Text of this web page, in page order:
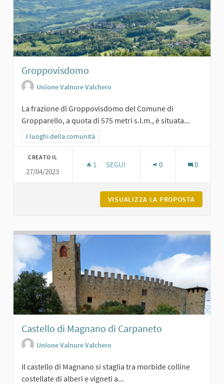
Groppovisdomo
Unione Valnure Valchero
La frazione di Groppovisdomo del Comune di
Gropparello, a quota di 575 metri s.l.m., è situata...
Filtra i risultati per categoria: I luoghi della comunità
I luoghi della comunità
CREATO IL
27/04/2023
1 1 SOSTENITORI
SEGUI 0 0
VISUALIZZA LA PROPOSTA
Castello di Magnano di Carpaneto
Unione Valnure Valchero
Il castello di Magnano si staglia tra morbide colline
costellate di alberi e vigneti a...